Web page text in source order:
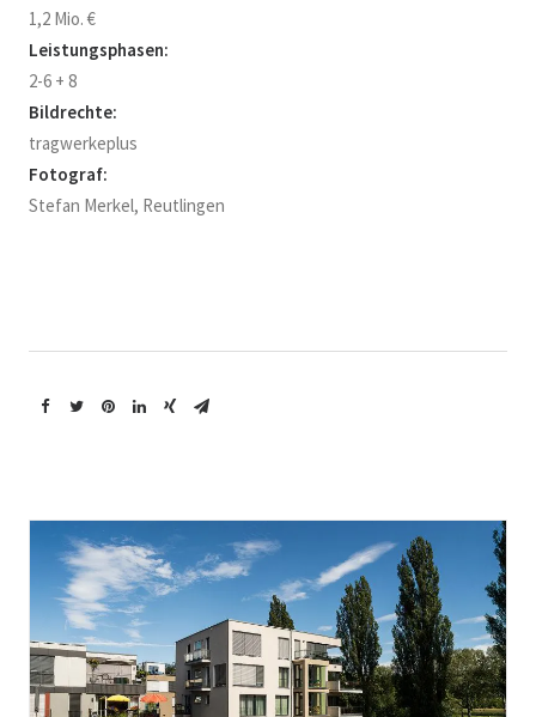
1,2 Mio. €
Leistungsphasen:
2-6 + 8
Bildrechte:
tragwerkeplus
Fotograf:
Stefan Merkel, Reutlingen